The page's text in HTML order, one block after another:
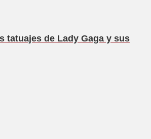
tatuajes de Lady Gaga y sus